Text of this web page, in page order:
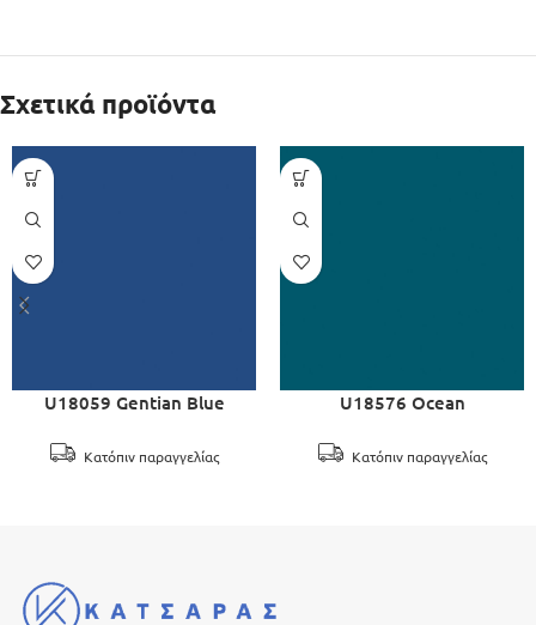
Σχετικά προϊόντα
U18059 Gentian Blue
Κατόπιν παραγγελίας
U18576 Ocean
Κατόπιν παραγγελίας